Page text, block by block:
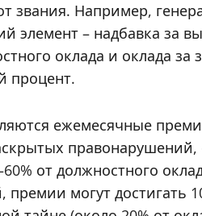
звания. Например,
элемент – надбавка за
оклада и оклада за
процент.
ежемесячные
от должностного
премии могут достигать